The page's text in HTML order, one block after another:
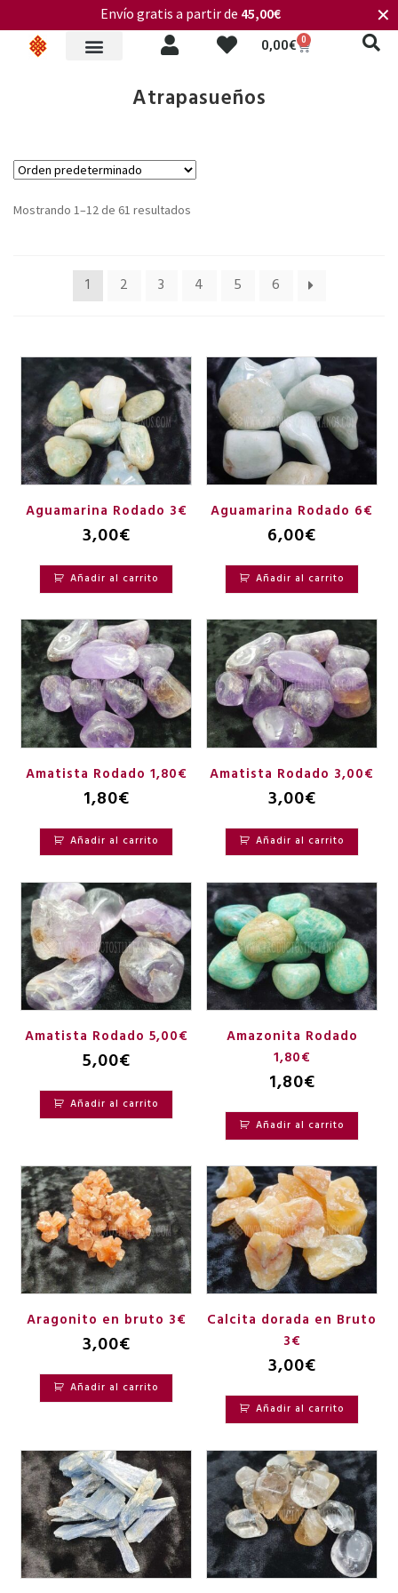
0,00€ 0
Atrapasueños
Envío gratis a partir de 45,00€ ✕
Mostrando 1–12 de 61 resultados
1 2 3 4 5 6
Aguamarina Rodado 3€
3,00€
Añadir al carrito
Aguamarina Rodado 6€
6,00€
Añadir al carrito
Amatista Rodado 1,80€
1,80€
Añadir al carrito
Amatista Rodado 3,00€
3,00€
Añadir al carrito
Amatista Rodado 5,00€
5,00€
Añadir al carrito
Amazonita Rodado
1,80€
1,80€
Añadir al carrito
Aragonito en bruto 3€
3,00€
Añadir al carrito
Calcita dorada en Bruto
3€
3,00€
Añadir al carrito